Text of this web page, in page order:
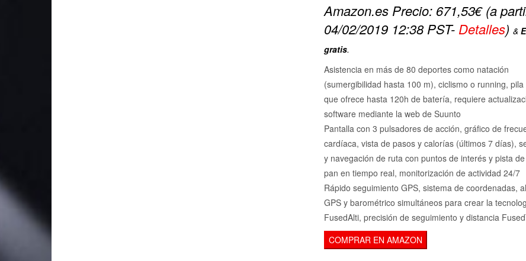
Amazon.es Precio: 671,53€(a
04/02/2019 12:38 PST- Detalles) &
gratis.
Asistencia en más de 80 deportes como natación
(sumergibilidad hasta 100 m), ciclismo o running,
que ofrece hasta 120h de batería, requiere
software mediante la web de Suunto
Pantalla con 3 pulsadores de acción, gráfico de
cardíaca, vista de pasos y calorías (últimos 7 días),
y navegación de ruta con puntos de interés y pista
pan en tiempo real, monitorización de actividad 24/7
Rápido seguimiento GPS, sistema de coordenadas,
GPS y barométrico simultáneos para crear la
FusedAlti, precisión de seguimiento y distancia
COMPRAR EN AMAZON